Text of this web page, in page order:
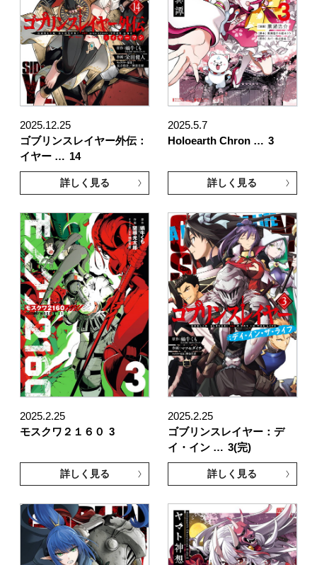
2025.12.25
ゴブリンスレイヤー外伝：
イヤー … 14
詳しく見る
2025.5.7
Holoearth Chron … 3
詳しく見る
2025.2.25
モスクワ２１６０ 3
詳しく見る
2025.2.25
ゴブリンスレイヤー：デ
イ・イン … 3(完)
詳しく見る